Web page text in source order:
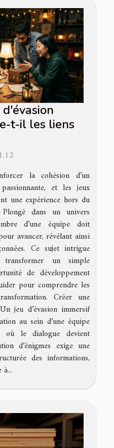
t-il les liens
la cohésion d’un
et les jeux
une expérience hors du
dans un univers
d’une équipe doit
avancer, révélant ainsi
Ce sujet intrigue
un simple
de développement
pour comprendre les
Créer une
jeu d’évasion immersif
au sein d’une équipe
où le dialogue devient
d’énigmes exige une
des informations,